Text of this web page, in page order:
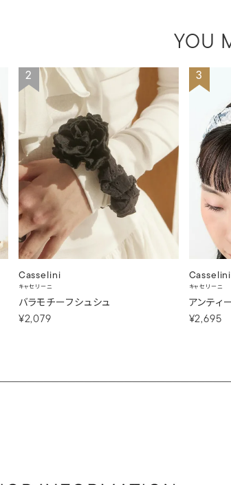
YOU
2
Casselini
キャセリーニ
バラモチーフシュシュ
¥2,079
3
Casselini
キャセリーニ
アンティ
¥2,695